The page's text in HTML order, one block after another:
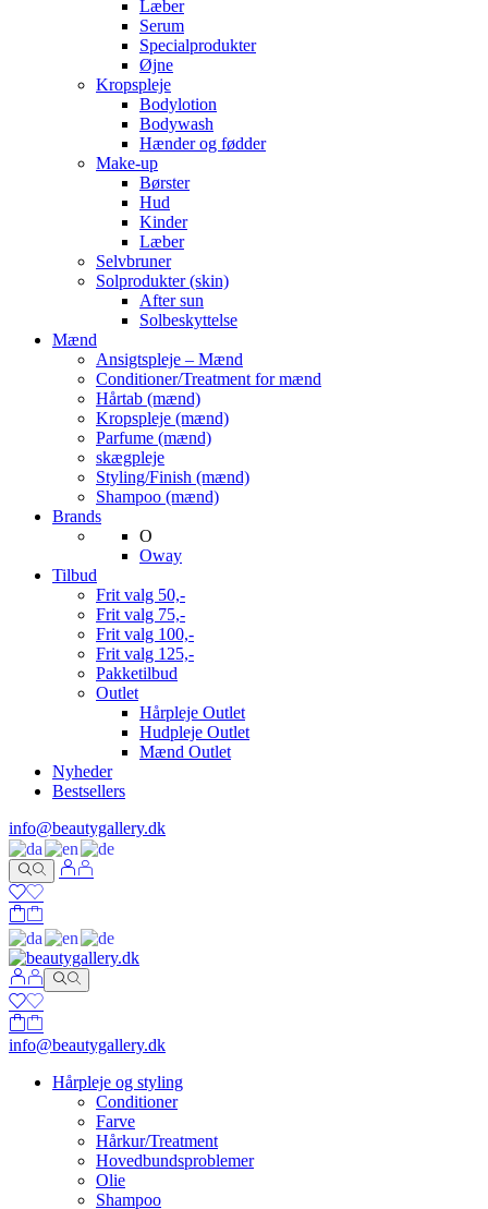
Læber
Serum
Specialprodukter
Øjne
Kropspleje
Bodylotion
Bodywash
Hænder og fødder
Make-up
Børster
Hud
Kinder
Læber
Selvbruner
Solprodukter (skin)
After sun
Solbeskyttelse
Mænd
Ansigtspleje – Mænd
Conditioner/Treatment for mænd
Hårtab (mænd)
Kropspleje (mænd)
Parfume (mænd)
skægpleje
Styling/Finish (mænd)
Shampoo (mænd)
Brands
O
Oway
Tilbud
Frit valg 50,-
Frit valg 75,-
Frit valg 100,-
Frit valg 125,-
Pakketilbud
Outlet
Hårpleje Outlet
Hudpleje Outlet
Mænd Outlet
Nyheder
Bestsellers
info@beautygallery.dk
info@beautygallery.dk
Hårpleje og styling
Conditioner
Farve
Hårkur/Treatment
Hovedbundsproblemer
Olie
Shampoo